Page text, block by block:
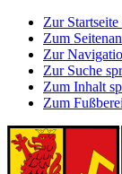
Zur
Zum
Zur
Zur Suche
Zum Inhalt
Zum